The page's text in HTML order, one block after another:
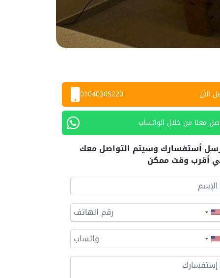
الأن 01040305220
معنا من خلال الواتساب
أستفسارك وسيتم التواصل معك
أقرب وقت ممكن